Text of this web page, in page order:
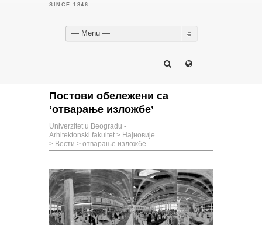
— Menu —
Постови обележени са
‘отварање изложбе’
Univerzitet u Beogradu -
Arhitektonski fakultet > Најновије
> Вести > отварање изложбе